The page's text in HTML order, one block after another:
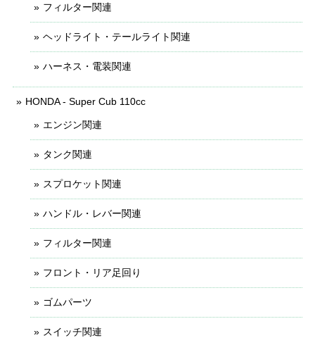
フィルター関連
ヘッドライト・テールライト関連
ハーネス・電装関連
HONDA - Super Cub 110cc
エンジン関連
タンク関連
スプロケット関連
ハンドル・レバー関連
フィルター関連
フロント・リア足回り
ゴムパーツ
スイッチ関連